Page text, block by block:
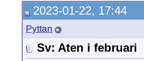
2023-01-22, 17:44
Pyttan
Sv: Aten i februari